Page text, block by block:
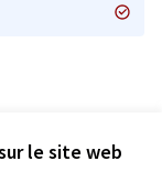
le site web